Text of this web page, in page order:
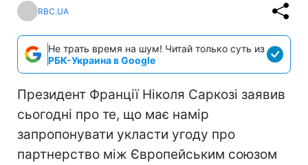
RBC.UA
Не трать время на шум! Читай только суть из
РБК-Украина в Google
Президент Франції Ніколя Саркозі заявив
сьогодні про те, що має намір
запропонувати укласти угоду про
партнерство між Європейським союзом